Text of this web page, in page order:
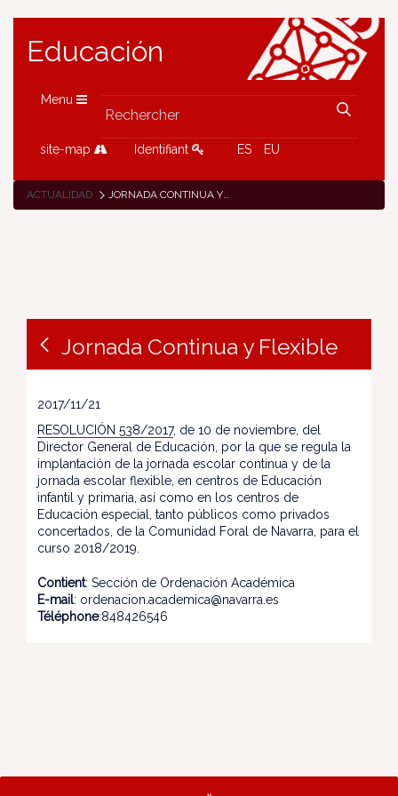
Educación
Menu
site-map Identifiant ES EU
ACTUALIDAD JORNADA CONTINUA Y FLEXIBLE
Jornada Continua y Flexible
2017/11/21
RESOLUCIÓN 538/2017, de 10 de noviembre, del
Director General de Educación, por la que se regula la
implantación de la jornada escolar continua y de la
jornada escolar flexible, en centros de Educación
infantil y primaria, así como en los centros de
Educación especial, tanto públicos como privados
concertados, de la Comunidad Foral de Navarra, para el
curso 2018/2019.
Contient: Sección de Ordenación Académica
E-mail: ordenacion.academica@navarra.es
Téléphone:848426546